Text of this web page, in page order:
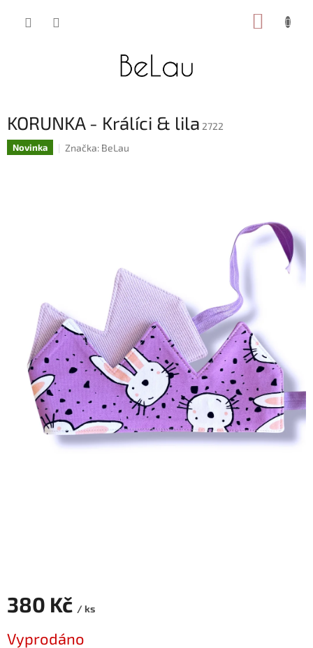
KORUNKA - Králíci & lila 2722
Novinka Značka: BeLau
380 Kč / ks
cena:
Vyprodáno